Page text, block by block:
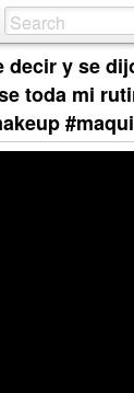
decir y se
toda mi